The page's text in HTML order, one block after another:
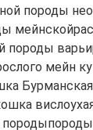
породы
породы
мейн